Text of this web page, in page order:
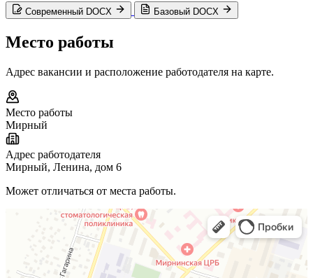
Современный DOCX Базовый DOCX
Место работы
Адрес вакансии и расположение работодателя на карте.
Место работы
Мирный
Адрес работодателя
Мирный, Ленина, дом 6
Может отличаться от места работы.